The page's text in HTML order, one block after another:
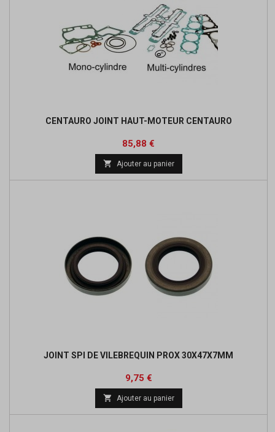
CENTAURO JOINT HAUT-MOTEUR CENTAURO
Prix
85,88 €
base
 Ajouter au panier
JOINT SPI DE VILEBREQUIN PROX 30X47X7MM
Prix
9,75 €Prix
base
 Ajouter au panier